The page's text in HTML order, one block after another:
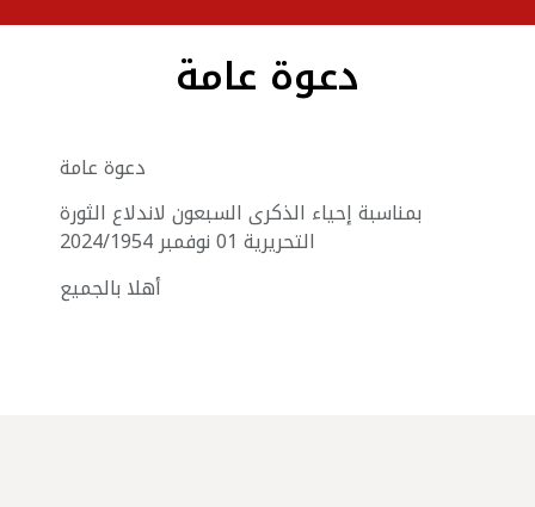
دعوة عامة
دعوة عامة
بمناسبة إحياء الذكرى السبعون لاندلاع الثورة
التحريرية 01 نوفمبر 2024/1954
أهلا بالجميع